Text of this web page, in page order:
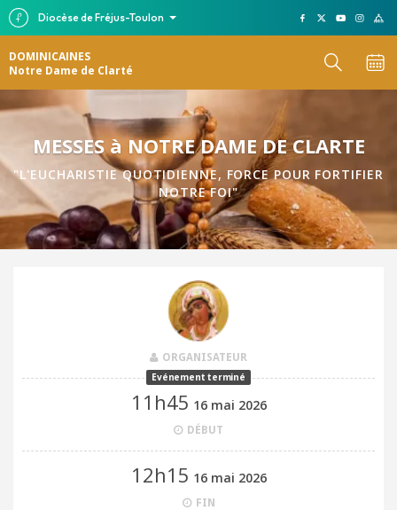
Diocèse de Fréjus-Toulon
DOMINICAINES
Notre Dame de Clarté
MESSES à NOTRE DAME DE CLARTE
"L'EUCHARISTIE QUOTIDIENNE, FORCE POUR FORTIFIER
NOTRE FOI"
ORGANISATEUR
11h45 16 mai 2026
DÉBUT
12h15 16 mai 2026
FIN